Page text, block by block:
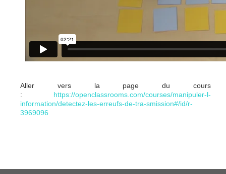
Aller vers la page du cours
: https://openclassrooms.com/courses/manipuler-l-
information/detectez-les-erreufs-de-tra-smission#/id/r-
3969096